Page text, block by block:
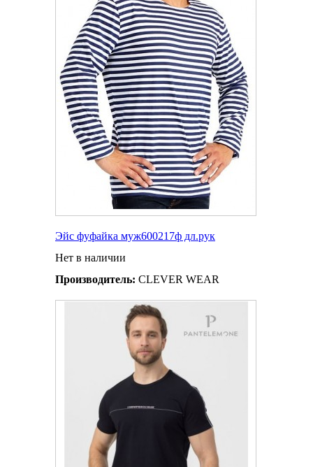
Эйс фуфайка муж600217ф дл.рук
Нет в наличии
Производитель: CLEVER WEAR